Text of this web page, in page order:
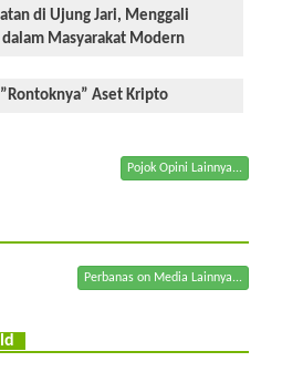
di Ujung Jari, Menggali
Masyarakat Modern
Aset Kripto
Pojok Opini Lainnya...
Perbanas on Media Lainnya...